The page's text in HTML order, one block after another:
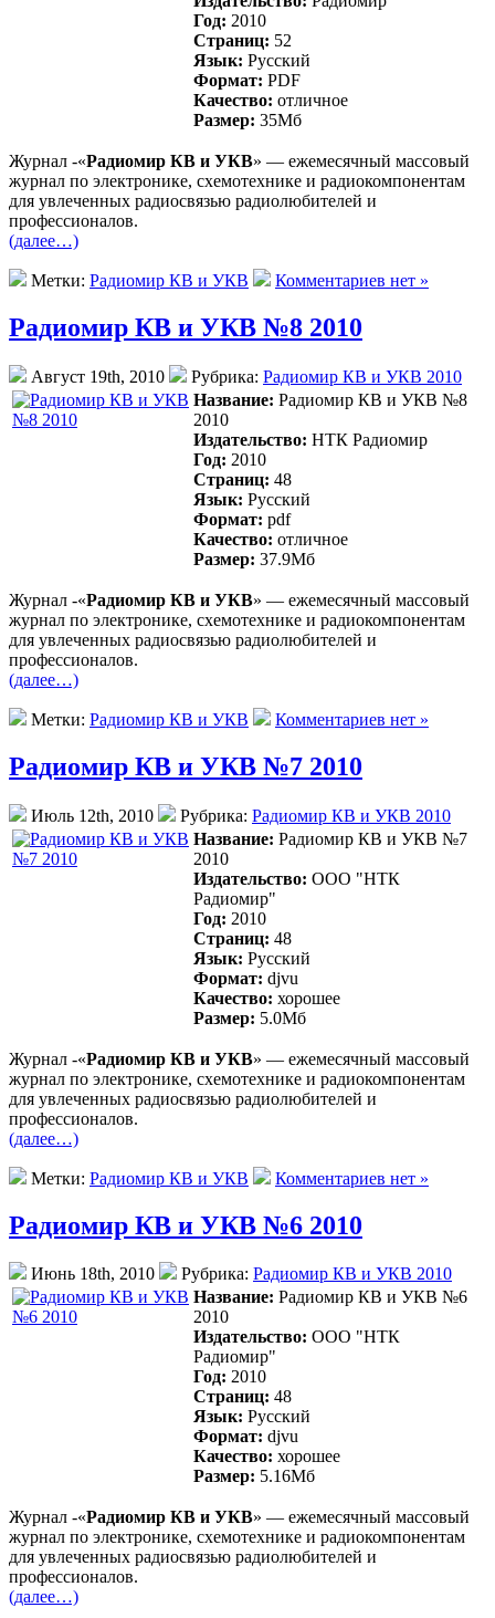
Год: 2010
Страниц: 52
Язык: Русский
Формат: PDF
Качество: отличное
Размер: 35Mб
Журнал -«Радиомир КВ и УКВ» — ежемесячный массовый
журнал по электронике, схемотехнике и радиокомпонентам
для увлеченных радиосвязью радиолюбителей и
профессионалов.
(далее…)
Метки: Радиомир КВ и УКВ Комментариев нет »
Радиомир КВ и УКВ №8 2010
Август 19th, 2010 Рубрика: Радиомир КВ и УКВ 2010
Название: Радиомир КВ и УКВ №8
2010
Издательство: НТК Радиомир
Год: 2010
Страниц: 48
Язык: Русский
Формат: pdf
Качество: отличное
Размер: 37.9Mб
Журнал -«Радиомир КВ и УКВ» — ежемесячный массовый
журнал по электронике, схемотехнике и радиокомпонентам
для увлеченных радиосвязью радиолюбителей и
профессионалов.
(далее…)
Метки: Радиомир КВ и УКВ Комментариев нет »
Радиомир КВ и УКВ №7 2010
Июль 12th, 2010 Рубрика: Радиомир КВ и УКВ 2010
Название: Радиомир КВ и УКВ №7
2010
Издательство: ООО "НТК
Радиомир"
Год: 2010
Страниц: 48
Язык: Русский
Формат: djvu
Качество: хорошее
Размер: 5.0Mб
Журнал -«Радиомир КВ и УКВ» — ежемесячный массовый
журнал по электронике, схемотехнике и радиокомпонентам
для увлеченных радиосвязью радиолюбителей и
профессионалов.
(далее…)
Метки: Радиомир КВ и УКВ Комментариев нет »
Радиомир КВ и УКВ №6 2010
Июнь 18th, 2010 Рубрика: Радиомир КВ и УКВ 2010
Название: Радиомир КВ и УКВ №6
2010
Издательство: ООО "НТК
Радиомир"
Год: 2010
Страниц: 48
Язык: Русский
Формат: djvu
Качество: хорошее
Размер: 5.16Mб
Журнал -«Радиомир КВ и УКВ» — ежемесячный массовый
журнал по электронике, схемотехнике и радиокомпонентам
для увлеченных радиосвязью радиолюбителей и
профессионалов.
(далее…)